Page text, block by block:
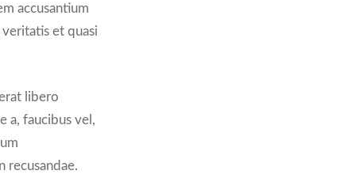
accusantium
et quasi
libero
a, faucibus vel,
recusandae.